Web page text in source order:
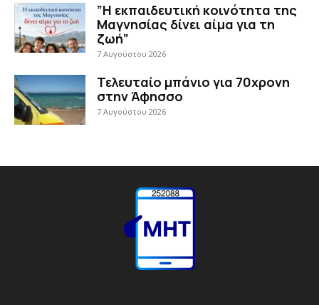
”Η εκπαιδευτική κοινότητα της
Μαγνησίας δίνει αίμα για τη
ζωή”
7 Αυγούστου 2026
Τελευταίο μπάνιο για 70χρονη
στην Άφησσο
7 Αυγούστου 2026